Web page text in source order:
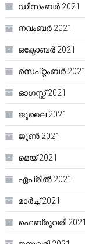
ഡിസംബർ 2021
നവംബർ 2021
ഒക്ടോബർ 2021
സെപ്റ്റംബർ 2021
ഓഗസ്റ്റ്‌ 2021
ജൂലൈ 2021
ജൂൺ 2021
മെയ്‌ 2021
ഏപ്രിൽ 2021
മാർച്ച്‌ 2021
ഫെബ്രുവരി 2021